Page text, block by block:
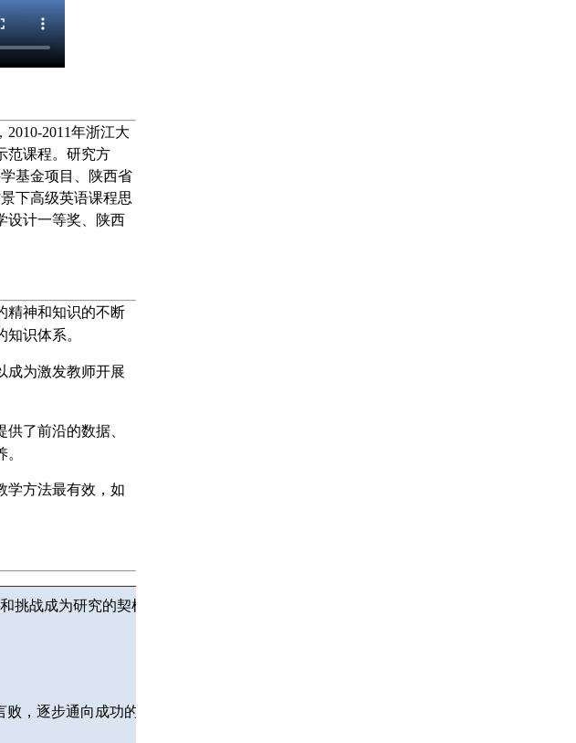
2011年浙江大
范课程。研究方
基金项目、陕西省
下高级英语课程思
设计一等奖、陕西
精神和知识的不断
识体系。
成为激发教师开展
了前沿的数据、
学方法最有效，如
战成为研究的契机，推动知识的不断创新。两
，逐步通向成功的阶梯。